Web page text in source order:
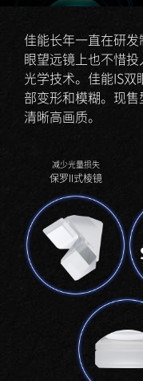
佳能长年一直在研
眼望远镜上也不惜
光学技术。佳能IS双
部变形和模糊。现
清晰高画质。
减少光量损失
保罗II式棱镜